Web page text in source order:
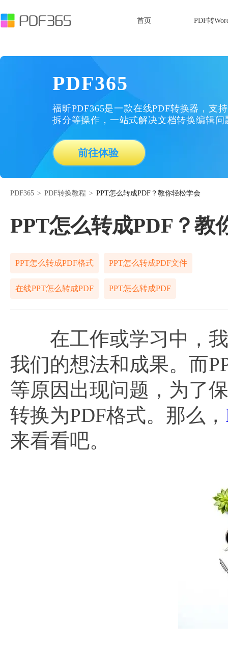
首页 PDF转
PDF365
福昕PDF365是一款在线PDF转换器，支
拆分等操作，一站式解决文档转换编辑问
前往体验
PDF365 > PDF转换教程 > PPT怎么转成PDF？教你轻松学会
PPT怎么转成PDF？教
PPT怎么转成PDF格式 PPT怎么转成PDF文件
在线PPT怎么转成PDF PPT怎么转成PDF
在工作或学习中，我
我们的想法和成果。而
等原因出现问题，为了
转换为PDF格式。那么，
来看看吧。